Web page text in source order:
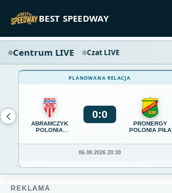
BEST SPEEDWAY
Centrum LIVE Czat LIVE
PLANOWANA RELACJA
ABRAMCZYK
POLONIA
0:0
PRONERGY
POLONIA PIŁA
06.08.2026 20:30
REKLAMA